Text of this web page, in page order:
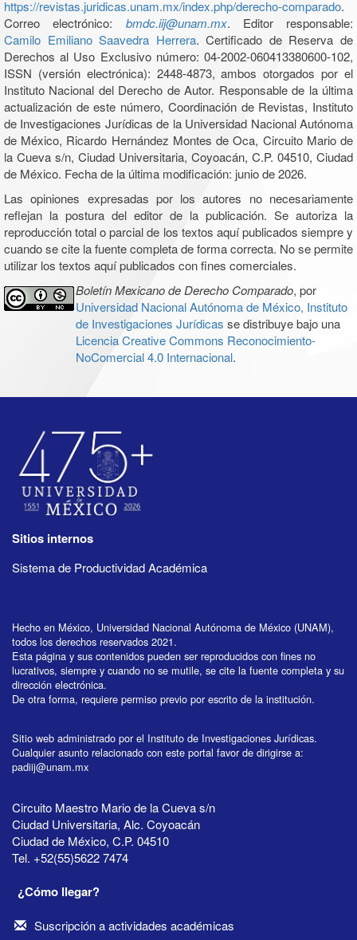
https://revistas.juridicas.unam.mx/index.php/derecho-comparado.
Correo electrónico: bmdc.iij@unam.mx. Editor responsable:
Camilo Emiliano Saavedra Herrera. Certificado de Reserva de
Derechos al Uso Exclusivo número: 04-2002-060413380600-102,
ISSN (versión electrónica): 2448-4873, ambos otorgados por el
Instituto Nacional del Derecho de Autor. Responsable de la última
actualización de este número, Coordinación de Revistas, Instituto
de Investigaciones Jurídicas de la Universidad Nacional Autónoma
de México, Ricardo Hernández Montes de Oca, Circuito Mario de
la Cueva s/n, Ciudad Universitaria, Coyoacán, C.P. 04510, Ciudad
de México. Fecha de la última modificación: junio de 2026.
Las opiniones expresadas por los autores no necesariamente
reflejan la postura del editor de la publicación. Se autoriza la
reproducción total o parcial de los textos aquí publicados siempre y
cuando se cite la fuente completa de forma correcta. No se permite
utilizar los textos aquí publicados con fines comerciales.
Boletín Mexicano de Derecho Comparado, por
Universidad Nacional Autónoma de México, Instituto
de Investigaciones Jurídicas se distribuye bajo una
Licencia Creative Commons Reconocimiento-
NoComercial 4.0 Internacional.
Sitios internos
Sistema de Productividad Académica
Hecho en México, Universidad Nacional Autónoma de México (UNAM),
todos los derechos reservados 2021.
Esta página y sus contenidos pueden ser reproducidos con fines no
lucrativos, siempre y cuando no se mutile, se cite la fuente completa y su
dirección electrónica.
De otra forma, requiere permiso previo por escrito de la institución.
Sitio web administrado por el Instituto de Investigaciones Jurídicas.
Cualquier asunto relacionado con este portal favor de dirigirse a:
padiij@unam.mx
Circuito Maestro Mario de la Cueva s/n
Ciudad Universitaria, Alc. Coyoacán
Ciudad de México, C.P. 04510
Tel. +52(55)5622 7474
¿Cómo llegar?
Suscripción a actividades académicas